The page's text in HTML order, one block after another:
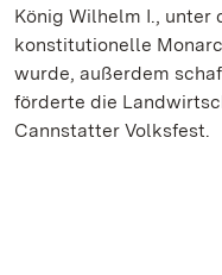
König Wilhelm I., unter
konstitutionelle
wurde, außerdem
förderte die
Cannstatter Volksfest.